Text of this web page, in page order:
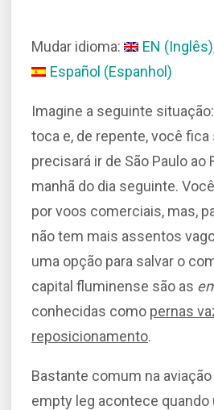
Mudar idioma: EN (Inglês)
Español (Espanhol)
Imagine a seguinte
toca e, de repente, você fica
precisará ir de São Paulo ao
manhã do dia seguinte.
por voos comerciais, mas,
não tem mais assentos
uma opção para salvar o
capital fluminense são as
conhecidas como pernas
reposicionamento.
Bastante comum na
empty leg acontece quando